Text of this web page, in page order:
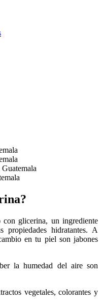
glicerina, un ingrediente
propiedades hidratantes. A
en tu piel son jabones
la humedad del aire son
vegetales, colorantes y